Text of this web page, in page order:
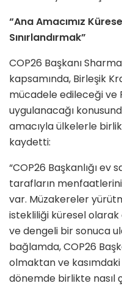
“Ana Amacımız
Sınırlandırmak”
COP26 Başkanı
kapsamında, Birleşik
mücadele edileceği ve
uygulanacağı
amacıyla ülkelerle
kaydetti:
“COP26 Başkanlığı ev
tarafların
var. Müzakereler
istekliliği küresel
ve dengeli bir sonuca
bağlamda, COP26
olmaktan ve
dönemde birlikte nasıl